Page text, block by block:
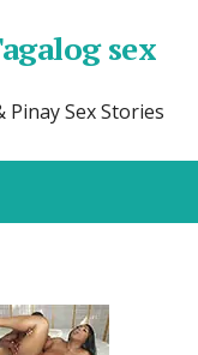
sex
Pinay Sex Stories